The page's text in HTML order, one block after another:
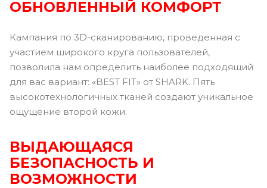
ОБНОВЛЕННЫЙ КОМФОРТ
Кампания по 3D-сканированию, проведенная с
участием широкого круга пользователей,
позволила нам определить наиболее подходящий
для вас вариант: «BEST FIT» от SHARK. Пять
высокотехнологичных тканей создают уникальное
ощущение второй кожи.
ВЫДАЮЩАЯСЯ
БЕЗОПАСНОСТЬ И
ВОЗМОЖНОСТИ